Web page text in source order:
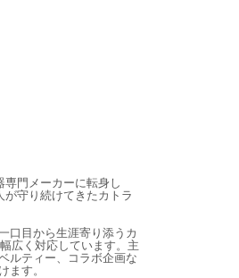
門メーカーに転身し
守り続けてきたカトラ
口目から生涯寄り添うカ
広く対応しています。主
ルティー、コラボ企画な
ます。